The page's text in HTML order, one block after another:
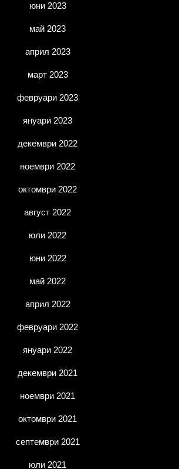
юни 2023
май 2023
април 2023
март 2023
февруари 2023
януари 2023
декември 2022
ноември 2022
октомври 2022
август 2022
юли 2022
юни 2022
май 2022
април 2022
февруари 2022
януари 2022
декември 2021
ноември 2021
октомври 2021
септември 2021
юли 2021